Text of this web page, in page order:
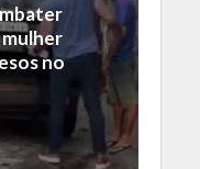
no